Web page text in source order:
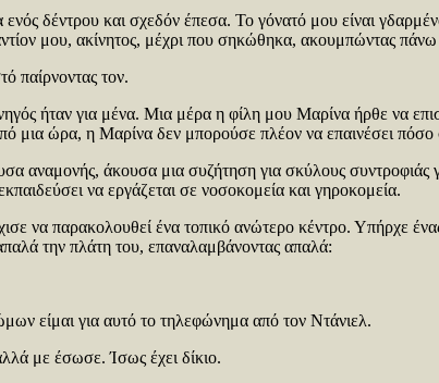
δέντρου και σχεδόν έπεσα. Το γόνατό μου είναι
μου, ακίνητος, μέχρι που σηκώθηκα, ακουμπώντας πάνω
παίρνοντας τον.
ήταν για μένα. Μια μέρα η φίλη μου Μαρίνα ήρθε να
μια ώρα, η Μαρίνα δεν μπορούσε πλέον να επαινέσει πόσο
αναμονής, άκουσα μια συζήτηση για σκύλους
να εργάζεται σε νοσοκομεία και γηροκομεία.
να παρακολουθεί ένα τοπικό ανώτερο κέντρο. Υπήρχε
την πλάτη του, επαναλαμβάνοντας απαλά:
είμαι για αυτό το τηλεφώνημα από τον Ντάνιελ.
με έσωσε. Ίσως έχει δίκιο.